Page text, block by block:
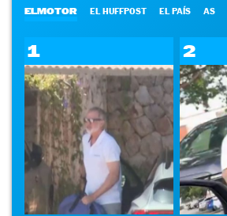
ELMOTOR EL HUFFPOST EL PAÍS AS
1 2